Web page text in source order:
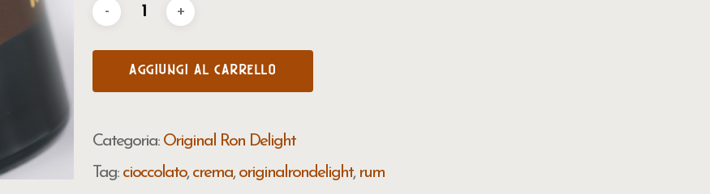
AGGIUNGI AL CARRELLO
Categoria: Original Ron Delight
Tag: cioccolato,crema,originalrondelight, rum